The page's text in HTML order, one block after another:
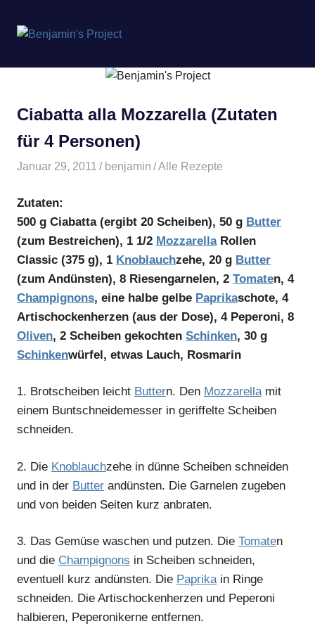
springen
Project
Ciabatta alla Mozzarella (Zutaten
für 4 Personen)
Januar 29, 2011 benjamin Alle Rezepte
Zutaten:
500 g Ciabatta (ergibt 20 Scheiben), 50 g Butter
(zum Bestreichen), 1 1/2 MozzarellaRollen
Classic (375 g), 1 Knoblauchzehe, 20 g Butter
(zum Andünsten), 8 Riesengarnelen, 2 Tomaten, 4
Champignons, eine halbe gelbe Paprikaschote, 4
Artischockenherzen (aus der Dose), 4 Peperoni, 8
Oliven, 2 Scheiben gekochten Schinken, 30 g
Schinkenwürfel, etwas Lauch, Rosmarin
1. Brotscheiben leicht Buttern. Den Mozzarellamit
einem Buntschneidemesser in geriffelte Scheiben
schneiden.
2. Die Knoblauchzehe in dünne Scheiben schneiden
und in der Butter andünsten. Die Garnelen zugeben
und von beiden Seiten kurz anbraten.
3. Das Gemüse waschen und putzen. Die Tomaten
und die Champignons in Scheiben schneiden,
eventuell kurz andünsten. Die Paprikain Ringe
schneiden. Die Artischockenherzen und Peperoni
halbieren, Peperonikerne entfernen.